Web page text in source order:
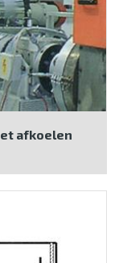
afkoelen